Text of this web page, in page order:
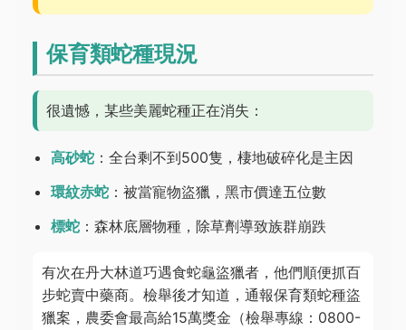
保育類蛇種現況
很遺憾，某些美麗蛇種正在消失：
高砂蛇 ：全台剩不到500隻，棲地破碎化是主因
環紋赤蛇 ：被當寵物盜獵，黑市價達五位數
標蛇 ：森林底層物種，除草劑導致族群崩跌
有次在丹大林道巧遇食蛇龜盜獵者，他們順便抓百
步蛇賣中藥商。檢舉後才知道，通報保育類蛇種盜
獵案，農委會最高給15萬獎金（檢舉專線：0800-